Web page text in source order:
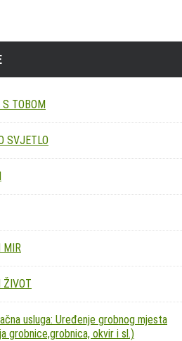
TOBOM
SVJETLO
MIR
ŽIVOT
usluga: Uređenje grobnog mjesta
grobnice,grobnica, okvir i sl.)